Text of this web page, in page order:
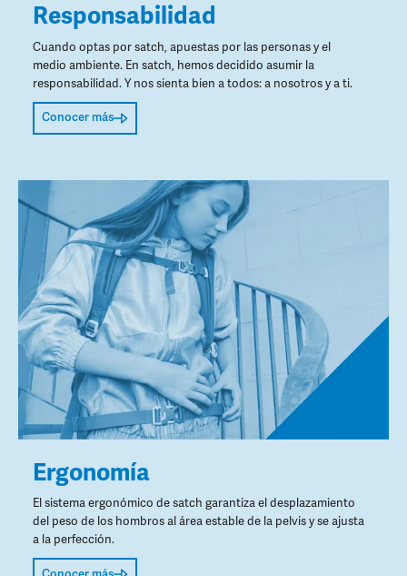
Responsabilidad
Cuando optas por satch, apuestas por las personas y el
medio ambiente. En satch, hemos decidido asumir la
responsabilidad. Y nos sienta bien a todos: a nosotros y a ti.
Conocer más
Ergonomía
El sistema ergonómico de satch garantiza el desplazamiento
del peso de los hombros al área estable de la pelvis y se ajusta
a la perfección.